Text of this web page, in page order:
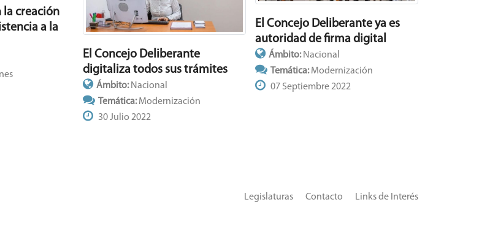
la creación
a la
El Concejo Deliberante
digitaliza todos sus trámites
Ámbito:Nacional
Temática:Modernización
30 Julio 2022
El Concejo Deliberante ya es
autoridad de firma digital
Ámbito: Nacional
Temática:Modernización
07 Septiembre 2022
Links de Interés
Contacto
Legislaturas